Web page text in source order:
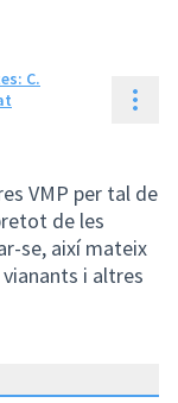
C.
VMP per tal de
de les
se, així mateix
i altres